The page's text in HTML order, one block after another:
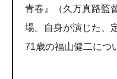
青春』（久万真路監
場。自身が演じた、
71歳の福山健二につ